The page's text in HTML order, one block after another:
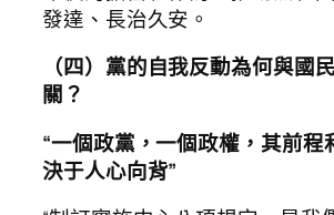
發達、長治久安。
（四）黨的自我反動為何與國
關？
“一個政黨，一個政權，其前程
決于人心向背”